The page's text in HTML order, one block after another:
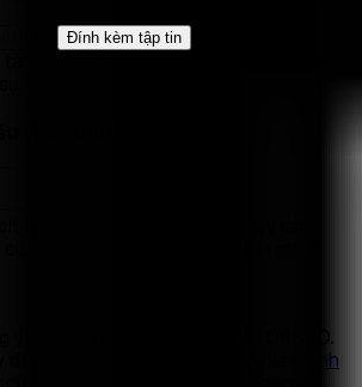
Đính kèm tập tin
liệu gồm thông tin cơ bản như lĩnh vực
(bắt buộc)
sẽ liên hệ trong vòng 1–2 ngày làm
thể sẽ nhận được hướng dẫn chính
ý với
của ORBRO.
được bảo vệ bởi reCAPTCHA, và
Chính